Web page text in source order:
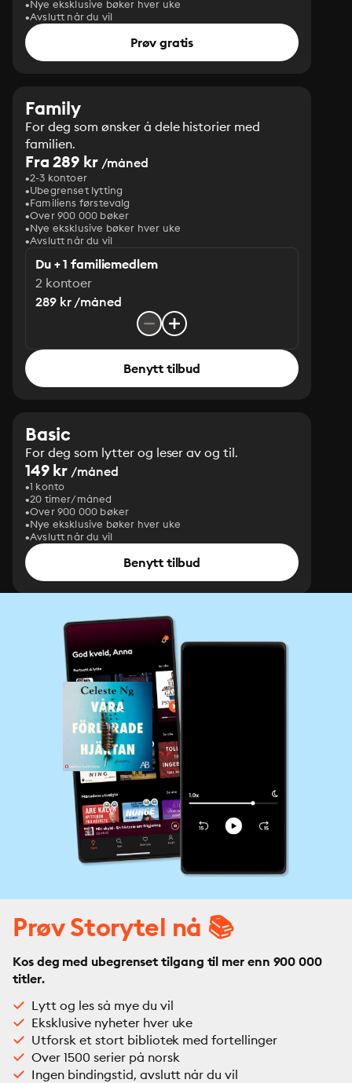
Nye eksklusive bøker hver uke
Avslutt når du vil
Prøv gratis
Family
For deg som ønsker å dele historier med
familien.
Fra 289 kr/måned
2-3 kontoer
Ubegrenset lytting
Familiens førstevalg
Over 900 000 bøker
Nye eksklusive bøker hver uke
Avslutt når du vil
Du + 1 familiemedlem
2 kontoer
289 kr /måned
Benytt tilbud
Basic
For deg som lytter og leser av og til.
149 kr /måned
1 konto
20 timer/måned
Over 900 000 bøker
Nye eksklusive bøker hver uke
Avslutt når du vil
Benytt tilbud
Prøv Storytel nå 📚
Kos deg med ubegrenset tilgang til mer enn 900 000
titler.
Lytt og les så mye du vil
Eksklusive nyheter hver uke
Utforsk et stort bibliotek med fortellinger
Over 1500 serier på norsk
Ingen bindingstid, avslutt når du vil